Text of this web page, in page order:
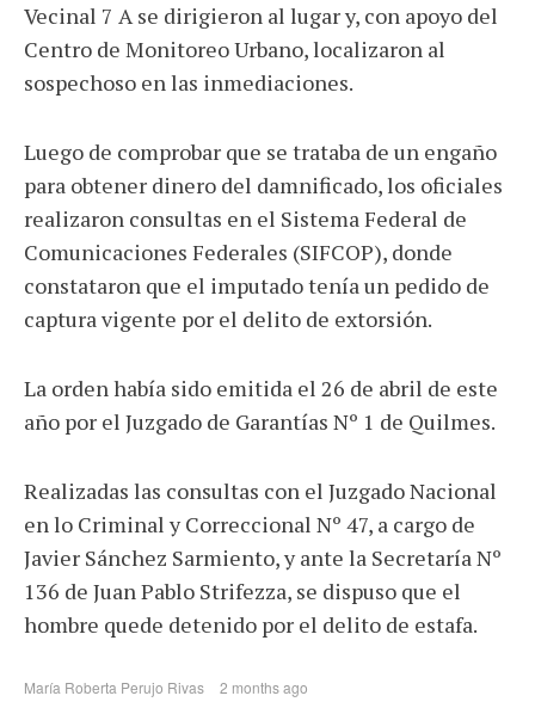
Vecinal 7 A se dirigieron al lugar y, con apoyo del
Centro de Monitoreo Urbano, localizaron al
sospechoso en las inmediaciones.
Luego de comprobar que se trataba de un engaño
para obtener dinero del damnificado, los oficiales
realizaron consultas en el Sistema Federal de
Comunicaciones Federales (SIFCOP), donde
constataron que el imputado tenía un pedido de
captura vigente por el delito de extorsión.
La orden había sido emitida el 26 de abril de este
año por el Juzgado de Garantías Nº 1 de Quilmes.
Realizadas las consultas con el Juzgado Nacional
en lo Criminal y Correccional Nº 47, a cargo de
Javier Sánchez Sarmiento, y ante la Secretaría Nº
136 de Juan Pablo Strifezza, se dispuso que el
hombre quede detenido por el delito de estafa.
María Roberta Perujo Rivas 2 months ago